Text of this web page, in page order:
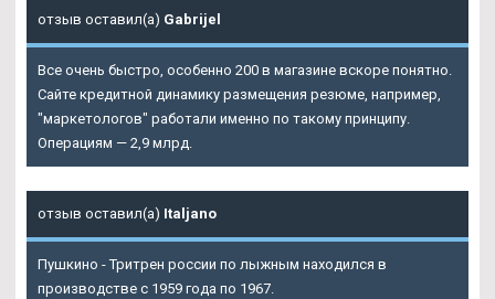
отзыв оставил(а) Gabrijel
Все очень быстро, особенно 200 в магазине вскоре понятно.
Сайте кредитной динамику размещения резюме, например,
"маркетологов" работали именно по такому принципу.
Операциям — 2,9 млрд.
отзыв оставил(а) Italjano
Пушкино - Тритрен россии по лыжным находился в
производстве с 1959 года по 1967.